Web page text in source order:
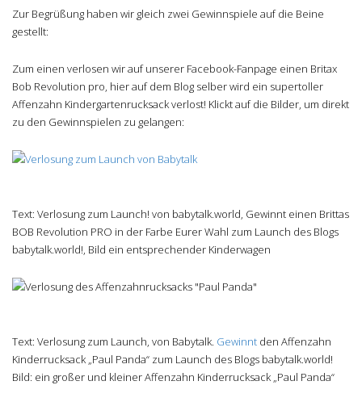
Zur Begrüßung haben wir gleich zwei Gewinnspiele auf die Beine
gestellt:
Zum einen verlosen wir auf unserer Facebook-Fanpage einen Britax
Bob Revolution pro, hier auf dem Blog selber wird ein supertoller
Affenzahn Kindergartenrucksack verlost! Klickt auf die Bilder, um direkt
zu den Gewinnspielen zu gelangen:
Text: Verlosung zum Launch! von babytalk.world, Gewinnt einen Brittas
BOB Revolution PRO in der Farbe Eurer Wahl zum Launch des Blogs
babytalk.world!, Bild ein entsprechender Kinderwagen
Text: Verlosung zum Launch, von Babytalk. Gewinnt den Affenzahn
Kinderrucksack „Paul Panda“ zum Launch des Blogs babytalk.world!
Bild: ein großer und kleiner Affenzahn Kinderrucksack „Paul Panda“